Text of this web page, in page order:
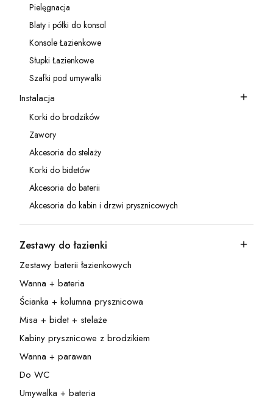
Kategoria - Pielęgnacja
Pielęgnacja
Kategoria - Blaty i półki do konsol
Blaty i półki do konsol
Kategoria - Konsole Łazienkowe
Konsole Łazienkowe
Kategoria - Słupki Łazienkowe
Słupki Łazienkowe
Kategoria - Szafki pod umywalki
Szafki pod umywalki
Kategoria - Instalacja
Instalacja
Kategoria - Korki do brodzików
Korki do brodzików
Kategoria - Zawory
Zawory
Kategoria - Akcesoria do stelaży
Akcesoria do stelaży
Kategoria - Korki do bidetów
Korki do bidetów
Kategoria - Akcesoria do baterii
Akcesoria do baterii
Kategoria - Akcesoria do kabin i drzwi prysznicowych
Akcesoria do kabin i drzwi prysznicowych
Kategoria - Zestawy do łazienki
Zestawy do łazienki
Kategoria - Zestawy baterii łazienkowych
Zestawy baterii łazienkowych
Kategoria - Wanna + bateria
Wanna + bateria
Kategoria - Ścianka + kolumna prysznicowa
Ścianka + kolumna prysznicowa
Kategoria - Misa + bidet + stelaże
Misa + bidet + stelaże
Kategoria - Kabiny prysznicowe z brodzikiem
Kabiny prysznicowe z brodzikiem
Kategoria - Wanna + parawan
Wanna + parawan
Kategoria - Do WC
Do WC
Kategoria - Umywalka + bateria
Umywalka + bateria